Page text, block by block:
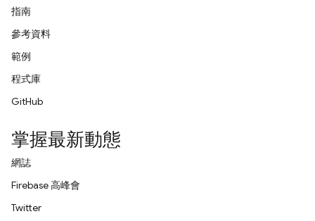
指南
參考資料
範例
程式庫
GitHub
掌握最新動態
網誌
Firebase 高峰會
Twitter